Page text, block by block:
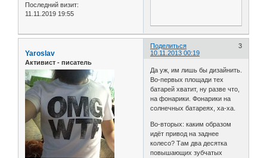
Последний визит:
11.11.2019 19:55
Поделиться
3
10.11.2013 00:19
Yaroslav
Активист - писатель
Да уж, им лишь бы дизайнить.
Во-первых площади тех
батарей хватит, ну разве что,
на фонарики. Фонарики на
солнечных батареях, ха-ха.
Во-вторых: каким образом
идёт привод на заднее
колесо? Там два десятка
повышающих зубчатых